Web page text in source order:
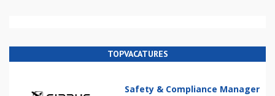
TOPVACATURES
Safety & Compliance Manager